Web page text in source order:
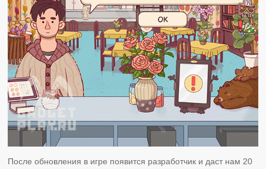
После обновления в игре появится разработчик и даст нам 20